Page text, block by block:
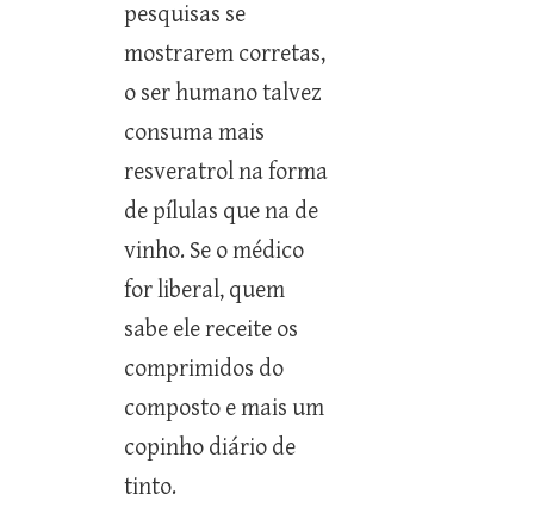
pesquisas se
mostrarem corretas,
o ser humano talvez
consuma mais
resveratrol na forma
de pílulas que na de
vinho. Se o médico
for liberal, quem
sabe ele receite os
comprimidos do
composto e mais um
copinho diário de
tinto.